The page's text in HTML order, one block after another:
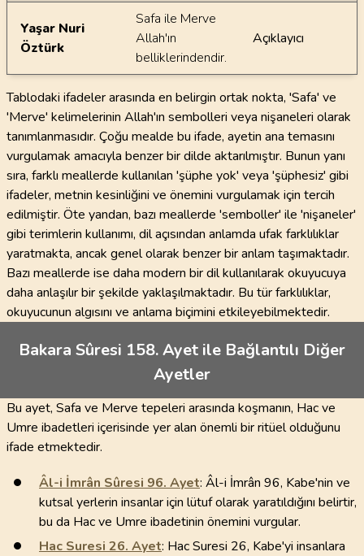
Yaşar Nuri
Öztürk
Safa ile Merve
Allah'ın
belliklerindendir.
Açıklayıcı
Tablodaki ifadeler arasında en belirgin ortak nokta, 'Safa' ve
'Merve' kelimelerinin Allah'ın sembolleri veya nişaneleri olarak
tanımlanmasıdır. Çoğu mealde bu ifade, ayetin ana temasını
vurgulamak amacıyla benzer bir dilde aktarılmıştır. Bunun yanı
sıra, farklı meallerde kullanılan 'şüphe yok' veya 'şüphesiz' gibi
ifadeler, metnin kesinliğini ve önemini vurgulamak için tercih
edilmiştir. Öte yandan, bazı meallerde 'semboller' ile 'nişaneler'
gibi terimlerin kullanımı, dil açısından anlamda ufak farklılıklar
yaratmakta, ancak genel olarak benzer bir anlam taşımaktadır.
Bazı meallerde ise daha modern bir dil kullanılarak okuyucuya
daha anlaşılır bir şekilde yaklaşılmaktadır. Bu tür farklılıklar,
okuyucunun algısını ve anlama biçimini etkileyebilmektedir.
Bakara Sûresi 158. Ayet ile Bağlantılı Diğer
Ayetler
Bu ayet, Safa ve Merve tepeleri arasında koşmanın, Hac ve
Umre ibadetleri içerisinde yer alan önemli bir ritüel olduğunu
ifade etmektedir.
Âl-i İmrân Sûresi 96. Ayet: Âl-i İmrân 96, Kabe'nin ve
kutsal yerlerin insanlar için lütuf olarak yaratıldığını belirtir,
bu da Hac ve Umre ibadetinin önemini vurgular.
Hac Suresi 26. Ayet: Hac Suresi 26, Kabe'yi insanlara